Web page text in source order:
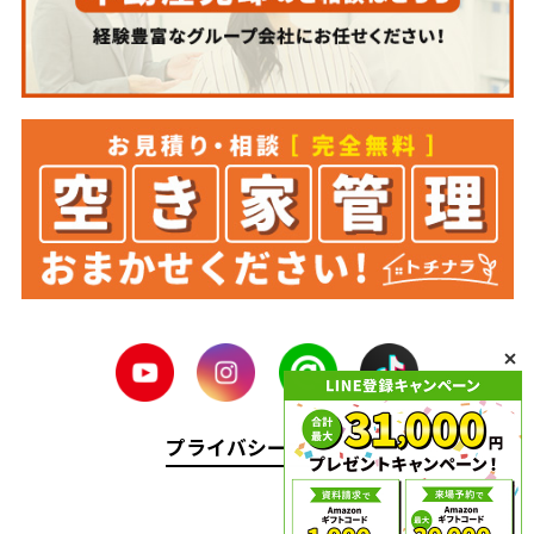
プライバシーポリシー